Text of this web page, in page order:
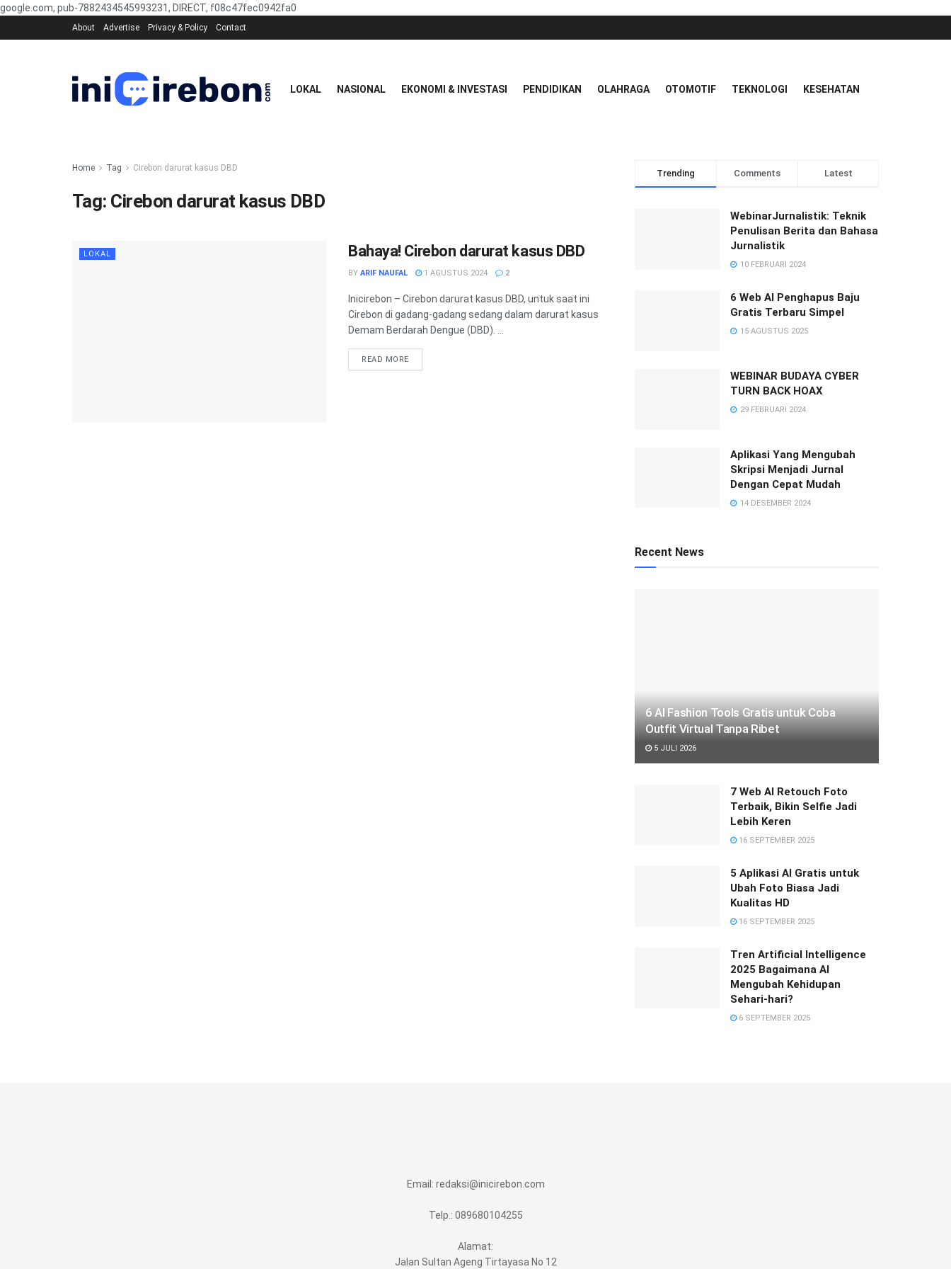
google.com, pub-7882434545993231, DIRECT, f08c47fec0942fa0
About Advertise Privacy & Policy Contact
LOKAL NASIONAL EKONOMI & INVESTASI PENDIDIKAN OLAHRAGA OTOMOTIF TEKNOLOGI KESEHATAN
Home Tag Cirebon darurat kasus DBD
Tag: Cirebon darurat kasus DBD
LOKAL Bahaya! Cirebon darurat kasus DBD
BY ARIF NAUFAL 1 AGUSTUS 2024 2
Inicirebon – Cirebon darurat kasus DBD, untuk saat ini
Cirebon di gadang-gadang sedang dalam darurat kasus
Demam Berdarah Dengue (DBD). ...
READ MORE
Trending Comments Latest
WebinarJurnalistik: Teknik
Penulisan Berita dan Bahasa
Jurnalistik
10 FEBRUARI 2024
6 Web AI Penghapus Baju
Gratis Terbaru Simpel
15 AGUSTUS 2025
WEBINAR BUDAYA CYBER
TURN BACK HOAX
29 FEBRUARI 2024
Aplikasi Yang Mengubah
Skripsi Menjadi Jurnal
Dengan Cepat Mudah
14 DESEMBER 2024
Recent News
6 AI Fashion Tools Gratis untuk Coba
Outfit Virtual Tanpa Ribet
5 JULI 2026
7 Web AI Retouch Foto
Terbaik, Bikin Selfie Jadi
Lebih Keren
16 SEPTEMBER 2025
5 Aplikasi AI Gratis untuk
Ubah Foto Biasa Jadi
Kualitas HD
16 SEPTEMBER 2025
Tren Artificial Intelligence
2025 Bagaimana AI
Mengubah Kehidupan
Sehari-hari?
6 SEPTEMBER 2025
Email: redaksi@inicirebon.com
Telp.: 089680104255
Alamat:
Jalan Sultan Ageng Tirtayasa No 12